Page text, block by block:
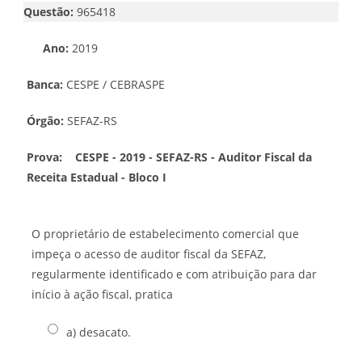
Questão: 965418
Ano: 2019
Banca: CESPE / CEBRASPE
Órgão: SEFAZ-RS
Prova:
CESPE - 2019 - SEFAZ-RS - Auditor Fiscal da
Receita Estadual - Bloco I
O proprietário de estabelecimento comercial que
impeça o acesso de auditor fiscal da SEFAZ,
regularmente identificado e com atribuição para dar
início à ação fiscal, pratica
a) desacato.